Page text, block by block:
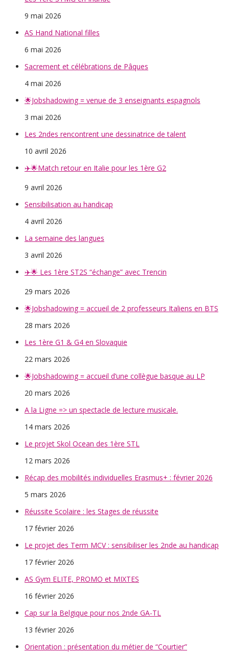
9 mai 2026
AS Hand National filles
6 mai 2026
Sacrement et célébrations de Pâques
4 mai 2026
🌟Jobshadowing = venue de 3 enseignants espagnols
3 mai 2026
Les 2ndes rencontrent une dessinatrice de talent
10 avril 2026
✈️🌟Match retour en Italie pour les 1ère G2
9 avril 2026
Sensibilisation au handicap
4 avril 2026
La semaine des langues
3 avril 2026
✈️🌟 Les 1ère ST2S “échange” avec Trencin
29 mars 2026
🌟Jobshadowing = accueil de 2 professeurs Italiens en BTS
28 mars 2026
Les 1ère G1 & G4 en Slovaquie
22 mars 2026
🌟Jobshadowing = accueil d’une collègue basque au LP
20 mars 2026
A la Ligne => un spectacle de lecture musicale.
14 mars 2026
Le projet Skol Ocean des 1ère STL
12 mars 2026
Récap des mobilités individuelles Erasmus+ : février 2026
5 mars 2026
Réussite Scolaire : les Stages de réussite
17 février 2026
Le projet des Term MCV : sensibiliser les 2nde au handicap
17 février 2026
AS Gym ELITE, PROMO et MIXTES
16 février 2026
Cap sur la Belgique pour nos 2nde GA-TL
13 février 2026
Orientation : présentation du métier de “Courtier”